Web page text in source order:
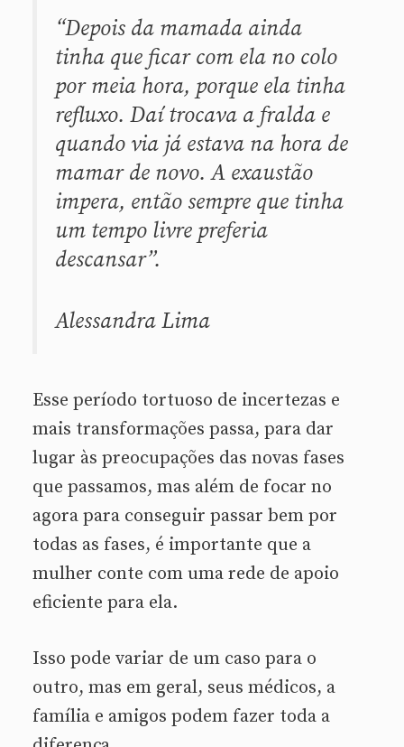
“Depois da mamada ainda
tinha que ficar com ela no colo
por meia hora, porque ela tinha
refluxo. Daí trocava a fralda e
quando via já estava na hora de
mamar de novo. A exaustão
impera, então sempre que tinha
um tempo livre preferia
descansar”.
Alessandra Lima
Esse período tortuoso de incertezas e
mais transformações passa, para dar
lugar às preocupações das novas fases
que passamos, mas além de focar no
agora para conseguir passar bem por
todas as fases, é importante que a
mulher conte com uma rede de apoio
eficiente para ela.
Isso pode variar de um caso para o
outro, mas em geral, seus médicos, a
família e amigos podem fazer toda a